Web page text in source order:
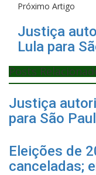
Próximo Artigo
Justiça
Lula para
Posts
Justiça
para São
Eleições de
canceladas;